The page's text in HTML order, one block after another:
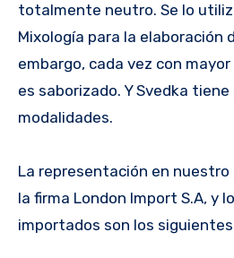
totalmente neutro. Se lo
Mixología para la elaboración
embargo, cada vez con
es saborizado. Y Svedka
modalidades.
La representación en nuestro
la firma London Import S.A, y
importados son los